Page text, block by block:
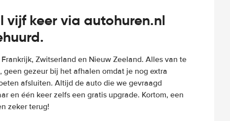
vijf keer via autohuren.nl
Zwitserland en Nieuw Zeeland. Alles van te
geen gezeur bij het afhalen omdat je nog extra
afsluiten. Altijd de auto die we gevraagd
en één keer zelfs een gratis upgrade. Kortom, een
zeker terug!